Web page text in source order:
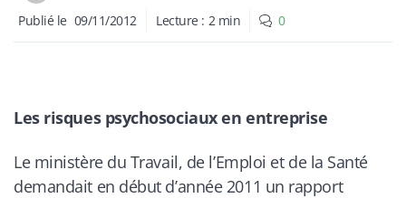
Publié le 09/11/2012 Lecture : 2 min 0
Les risques psychosociaux en entreprise
Le ministère du Travail, de l’Emploi et de la Santé
demandait en début d’année 2011 un rapport